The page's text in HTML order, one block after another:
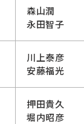
森山潤
永田智子
川上泰彦
安藤福光
押田貴久
堀内昭彦